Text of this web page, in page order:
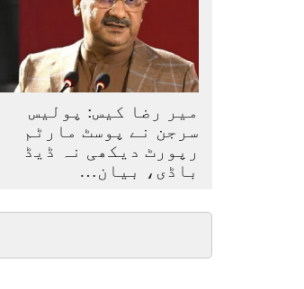
میر رضا کیس: پولیس
سرجن نے پوسٹ مارٹم
رپورٹ دیکھی نہ ڈیڈ
باڈی، بیان…